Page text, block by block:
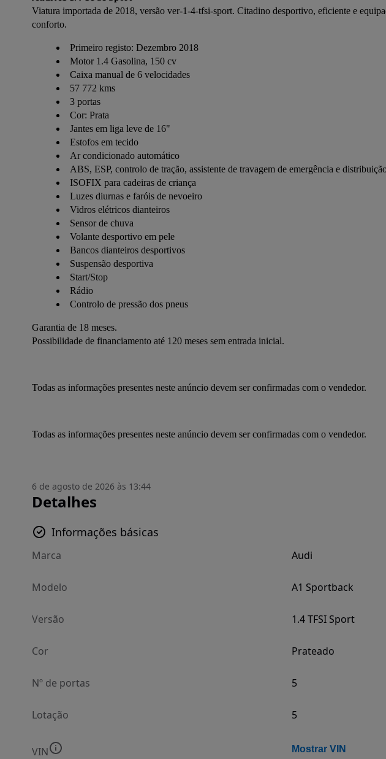
Viatura importada de 2018, versão ver-1-4-tfsi-sport. Citadino desportivo, eficiente e
conforto.
Primeiro registo: Dezembro 2018
Motor 1.4 Gasolina, 150 cv
Caixa manual de 6 velocidades
57 772 kms
3 portas
Cor: Prata
Jantes em liga leve de 16"
Estofos em tecido
Ar condicionado automático
ABS, ESP, controlo de tração, assistente de travagem de emergência e
ISOFIX para cadeiras de criança
Luzes diurnas e faróis de nevoeiro
Vidros elétricos dianteiros
Sensor de chuva
Volante desportivo em pele
Bancos dianteiros desportivos
Suspensão desportiva
Start/Stop
Rádio
Controlo de pressão dos pneus
Garantia de 18 meses.
Possibilidade de financiamento até 120 meses sem entrada inicial.
Todas as informações presentes neste anúncio devem ser confirmadas com o vendedor.
Todas as informações presentes neste anúncio devem ser confirmadas com o vendedor.
6 de agosto de 2026 às 13:44
Detalhes
Informações básicas
Marca Audi
Modelo A1 Sportback
Versão 1.4 TFSI Sport
Cor Prateado
Nº de portas 5
Lotação 5
VIN Mostrar VIN